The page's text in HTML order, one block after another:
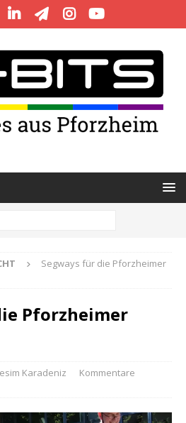
Segways für die Pforzheimer
Pforzheimer
Karadeniz
Kommentare